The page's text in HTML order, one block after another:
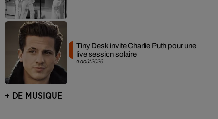
4 août 2026
Tiny Desk invite Charlie Puth pour une
live session solaire
+ DE MUSIQUE